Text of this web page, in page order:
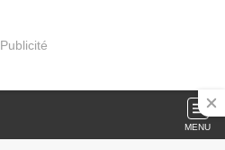
Publicité
MENU